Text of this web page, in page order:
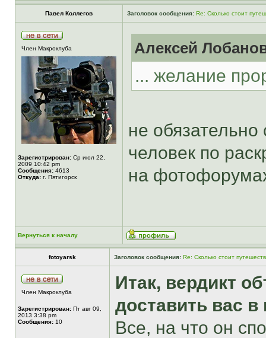
Павел Коллегов Заголовок сообщения: Re: Сколько стоит
Член Макроклуба
Зарегистрирован: Ср июл 22,
2009 10:42 pm
Сообщения: 4613
Откуда: г. Пятигорск
Алексей
... желание
не
человек по
на
Вернуться к началу
fotoyarsk Заголовок сообщения: Re: Сколько стоит
Член Макроклуба
Зарегистрирован: Пт авг 09,
2013 3:38 pm
Сообщения: 10
Итак, вердикт
доставить вас
Все, на что он